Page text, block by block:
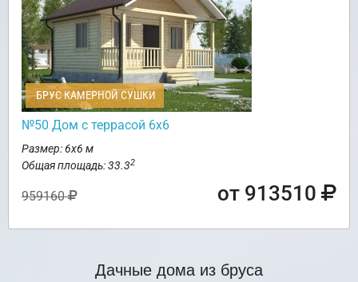
БРУС КАМЕРНОЙ СУШКИ
№50 Дом с террасой 6х6
Размер: 6х6 м
Общая площадь: 33.32
959160 от 913510
Дачные дома из бруса